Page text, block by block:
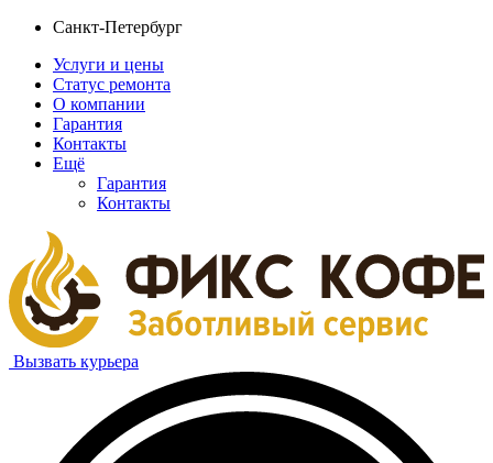
Санкт-Петербург
Услуги и цены
Статус ремонта
О компании
Гарантия
Контакты
Ещё
Гарантия
Контакты
Вызвать курьера